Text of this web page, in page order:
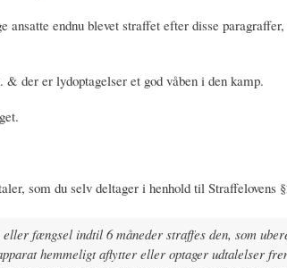
ansatte endnu blevet straffet efter disse
der er lydoptagelser et god våben i den kamp.
som du selv deltager i henhold til Straffelovens
eller fængsel indtil 6 måneder straffes den, som
hemmeligt aflytter eller optager udtalelser